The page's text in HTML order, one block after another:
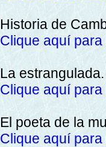
Historia de
Clique aquí para
La
Clique aquí para
El poeta de la
Clique aquí para